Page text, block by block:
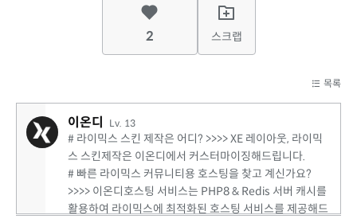
2 스크랩
목록
이온디 Lv. 13
# 라이믹스 스킨 제작은 어디? >>>> XE 레이아웃, 라이믹
스 스킨제작은 이온디에서 커스터마이징해드립니다.
# 빠른 라이믹스 커뮤니티용 호스팅을 찾고 계신가요?
>>>> 이온디호스팅 서비스는 PHP8 & Redis 서버 캐시를
활용하여 라이믹스에 최적화된 호스팅 서비스를 제공해드